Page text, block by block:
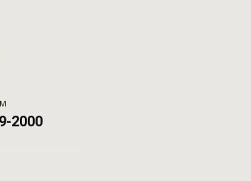
2000